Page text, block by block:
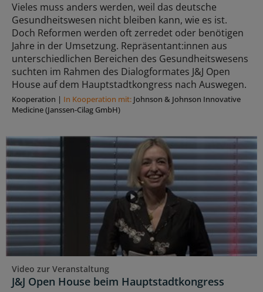
Vieles muss anders werden, weil das deutsche
Gesundheitswesen nicht bleiben kann, wie es ist.
Doch Reformen werden oft zerredet oder benötigen
Jahre in der Umsetzung. Repräsentant:innen aus
unterschiedlichen Bereichen des Gesundheitswesens
suchten im Rahmen des Dialogformates J&J Open
House auf dem Hauptstadtkongress nach Auswegen.
Kooperation | In Kooperation mit: Johnson & Johnson Innovative
Medicine (Janssen-Cilag GmbH)
Video zur Veranstaltung
J&J Open House beim Hauptstadtkongress